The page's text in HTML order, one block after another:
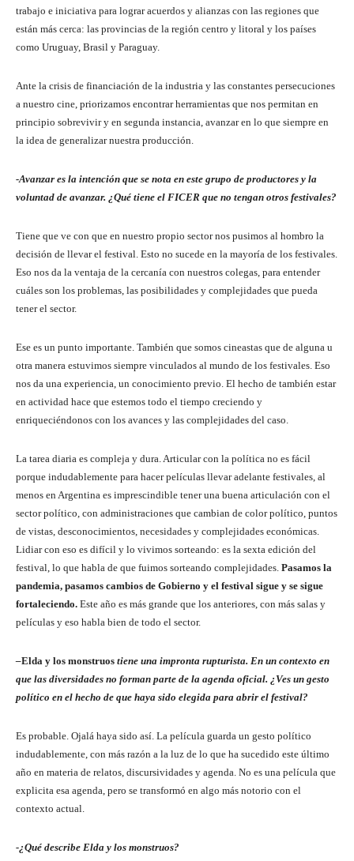
trabajo e iniciativa para lograr acuerdos y alianzas con las regiones que
están más cerca: las provincias de la región centro y litoral y los países
como Uruguay, Brasil y Paraguay.
Ante la crisis de financiación de la industria y las constantes persecuciones
a nuestro cine, priorizamos encontrar herramientas que nos permitan en
principio sobrevivir y en segunda instancia, avanzar en lo que siempre en
la idea de generalizar nuestra producción.
-Avanzar es la intención que se nota en este grupo de productores y la
voluntad de avanzar. ¿Qué tiene el FICER que no tengan otros festivales?
Tiene que ve con que en nuestro propio sector nos pusimos al hombro la
decisión de llevar el festival. Esto no sucede en la mayoría de los festivales.
Eso nos da la ventaja de la cercanía con nuestros colegas, para entender
cuáles son los problemas, las posibilidades y complejidades que pueda
tener el sector.
Ese es un punto importante. También que somos cineastas que de alguna u
otra manera estuvimos siempre vinculados al mundo de los festivales. Eso
nos da una experiencia, un conocimiento previo. El hecho de también estar
en actividad hace que estemos todo el tiempo creciendo y
enriqueciéndonos con los avances y las complejidades del caso.
La tarea diaria es compleja y dura. Articular con la política no es fácil
porque indudablemente para hacer películas llevar adelante festivales, al
menos en Argentina es imprescindible tener una buena articulación con el
sector político, con administraciones que cambian de color político, puntos
de vistas, desconocimientos, necesidades y complejidades económicas.
Lidiar con eso es difícil y lo vivimos sorteando: es la sexta edición del
festival, lo que habla de que fuimos sorteando complejidades. Pasamos la
pandemia, pasamos cambios de Gobierno y el festival sigue y se sigue
fortaleciendo. Este año es más grande que los anteriores, con más salas y
películas y eso habla bien de todo el sector.
–Elda y los monstruos tiene una impronta rupturista. En un contexto en
que las diversidades no forman parte de la agenda oficial. ¿Ves un gesto
político en el hecho de que haya sido elegida para abrir el festival?
Es probable. Ojalá haya sido así. La película guarda un gesto político
indudablemente, con más razón a la luz de lo que ha sucedido este último
año en materia de relatos, discursividades y agenda. No es una película que
explicita esa agenda, pero se transformó en algo más notorio con el
contexto actual.
-¿Qué describe Elda y los monstruos?